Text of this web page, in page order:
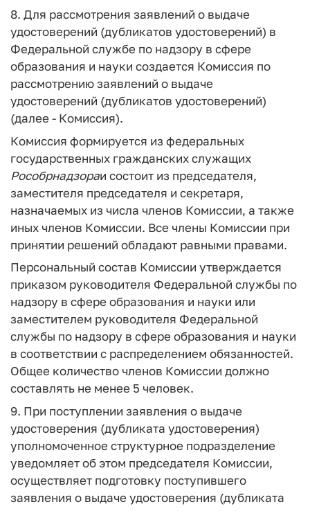
8. Для рассмотрения заявлений о выдаче
удостоверений (дубликатов удостоверений) в
Федеральной службе по надзору в сфере
образования и науки создается Комиссия по
рассмотрению заявлений о выдаче
удостоверений (дубликатов удостоверений)
(далее - Комиссия).
Комиссия формируется из федеральных
государственных гражданских служащих
Рособрнадзораи состоит из председателя,
заместителя председателя и секретаря,
назначаемых из числа членов Комиссии, а также
иных членов Комиссии. Все члены Комиссии при
принятии решений обладают равными правами.
Персональный состав Комиссии утверждается
приказом руководителя Федеральной службы по
надзору в сфере образования и науки или
заместителем руководителя Федеральной
службы по надзору в сфере образования и науки
в соответствии с распределением обязанностей.
Общее количество членов Комиссии должно
составлять не менее 5 человек.
9. При поступлении заявления о выдаче
удостоверения (дубликата удостоверения)
уполномоченное структурное подразделение
уведомляет об этом председателя Комиссии,
осуществляет подготовку поступившего
заявления о выдаче удостоверения (дубликата